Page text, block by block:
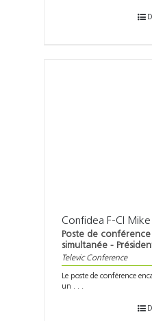
Confidea F-CI Mike
Poste de
simultanée -
Televic Conference
Le poste de conférence
un . . .